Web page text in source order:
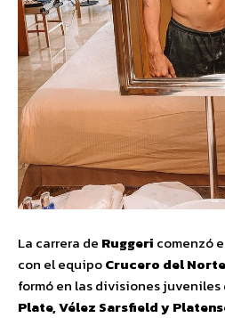
La carrera de Ruggeri comenzó
con el equipoCrucero del
formó en las divisiones juveniles
Plate, Vélez Sarsfield y